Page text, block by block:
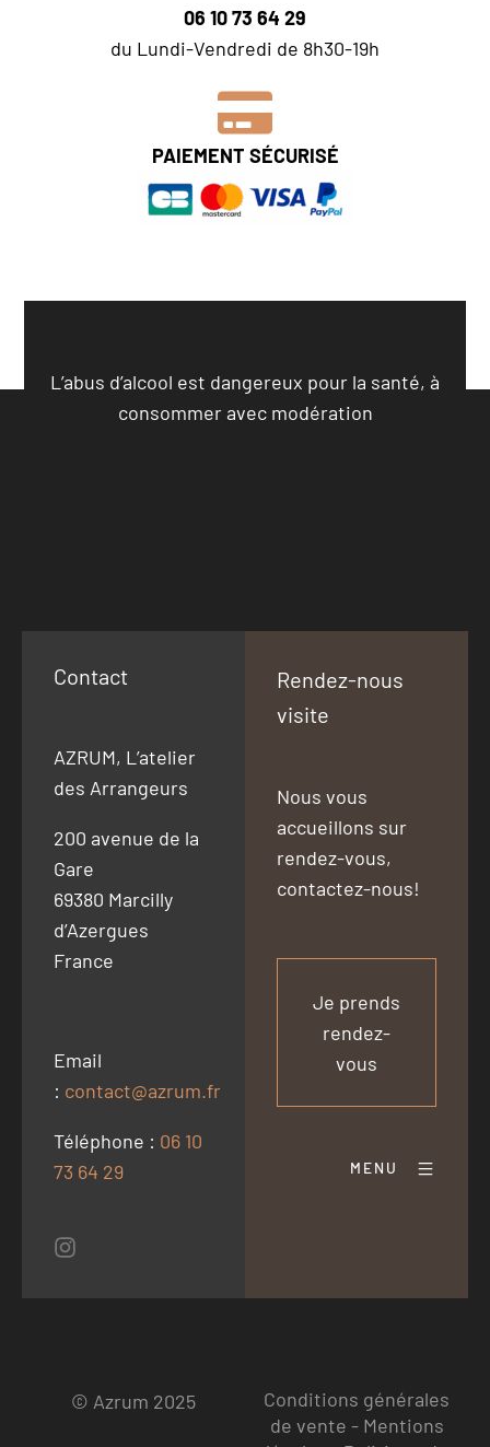
06 10 73 64 29
du Lundi-Vendredi de 8h30-19h
PAIEMENT SÉCURISÉ
L’abus d’alcool est dangereux pour la santé, à
consommer avec modération
Contact
AZRUM, L’atelier
des Arrangeurs
200 avenue de la
Gare
69380 Marcilly
d’Azergues
France
Email
: contact@azrum.fr
Téléphone : 06 10
73 64 29
Rendez-nous
visite
Nous vous
accueillons sur
rendez-vous,
contactez-nous!
Je prends
rendez-
vous
MENU
© Azrum 2025
Conditions générales
de vente - Mentions